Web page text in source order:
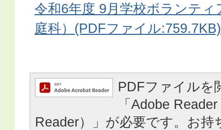
令和6年度 9月学校ボランテ
庭科）(PDFファイル:759.7KB)
PDFファイルを
「Adobe
Reader）」が必要です。お持